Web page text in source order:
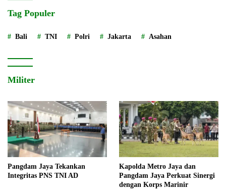
Tag Populer
Bali TNI Polri Jakarta Asahan
Militer
Pangdam Jaya Tekankan
Integritas PNS TNI AD
Kapolda Metro Jaya dan
Pangdam Jaya Perkuat Sinergi
dengan Korps Marinir